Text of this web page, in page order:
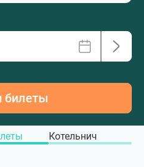
билеты
Котельнич